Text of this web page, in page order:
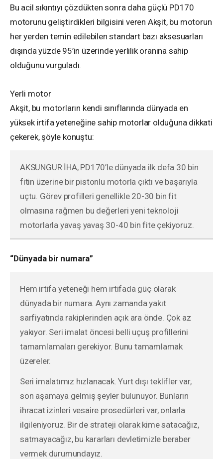
Bu acil sıkıntıyı çözdükten sonra daha güçlü PD170
motorunu geliştirdikleri bilgisini veren Akşit, bu motorun
her yerden temin edilebilen standart bazı aksesuarları
dışında yüzde 95’in üzerinde yerlilik oranına sahip
olduğunu vurguladı.
Yerli motor
Akşit, bu motorların kendi sınıflarında dünyada en
yüksek irtifa yeteneğine sahip motorlar olduğuna dikkati
çekerek, şöyle konuştu:
AKSUNGUR İHA, PD170’le dünyada ilk defa 30 bin
fitin üzerine bir pistonlu motorla çıktı ve başarıyla
uçtu. Görev profilleri genellikle 20-30 bin fit
olmasına rağmen bu değerleri yeni teknoloji
motorlarla yavaş yavaş 30-40 bin fite çekiyoruz.
“Dünyada bir numara”
Hem irtifa yeteneği hem irtifada güç olarak
dünyada bir numara. Aynı zamanda yakıt
sarfiyatında rakiplerinden açık ara önde. Çok az
yakıyor. Seri imalat öncesi belli uçuş profillerini
tamamlamaları gerekiyor. Bunu tamamlamak
üzereler.
Seri imalatımız hızlanacak. Yurt dışı teklifler var,
son aşamaya gelmiş şeyler bulunuyor. Bunların
ihracat izinleri vesaire prosedürleri var, onlarla
ilgileniyoruz. Bir de strateji olarak kime satacağız,
satmayacağız, bu kararları devletimizle beraber
vermek durumundayız.